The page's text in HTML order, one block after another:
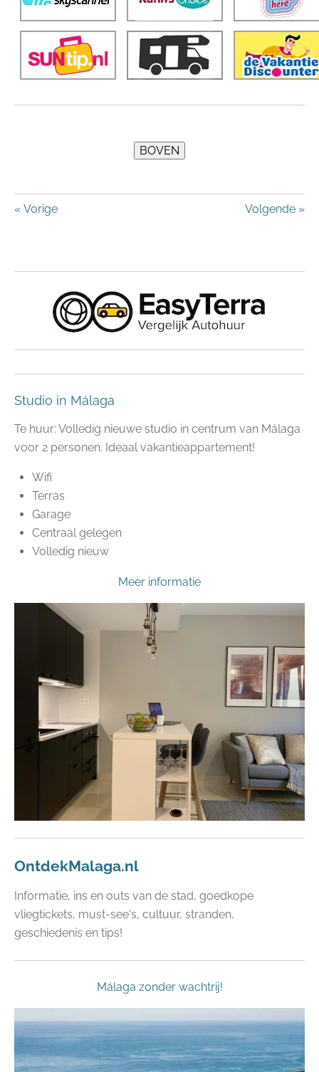
« Vorige Volgende »
Studio in Málaga
Te huur: Volledig nieuwe studio in centrum van Málaga
voor 2 personen. Ideaal vakantieappartement!
Wifi
Terras
Garage
Centraal gelegen
Volledig nieuw
Meer informatie
OntdekMalaga.nl
Informatie, ins en outs van de stad, goedkope
vliegtickets, must-see's, cultuur, stranden,
geschiedenis en tips!
Málaga zonder wachtrij!